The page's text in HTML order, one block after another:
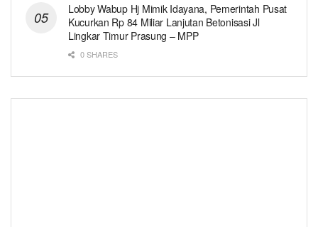
Lobby Wabup Hj Mimik Idayana, Pemerintah Pusat
Kucurkan Rp 84 Miliar Lanjutan Betonisasi Jl
Lingkar Timur Prasung – MPP
0 SHARES